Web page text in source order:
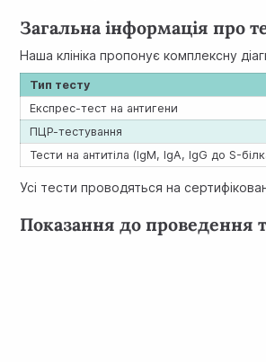
Загальна інформація про
Наша клініка пропонує комплексну
Тип тесту
Експрес-тест на антигени
ПЦР-тестування
Тести на антитіла (IgM, IgA, IgG до S-
Усі тести проводяться на
Показання до проведення